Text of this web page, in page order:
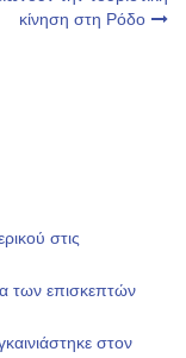
κίνηση στη Ρόδο
στις
των επισκεπτών
στον